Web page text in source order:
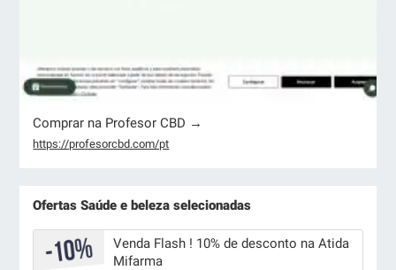
Comprar na Profesor CBD →
https://profesorcbd.com/pt
Ofertas Saúde e beleza selecionadas
Venda Flash ! 10% de desconto na Atida
Mifarma